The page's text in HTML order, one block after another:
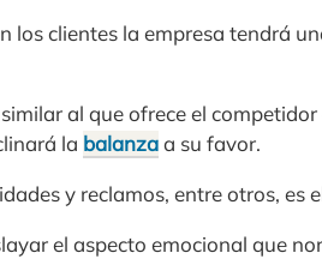
los clientes la empresa tendrá
al que ofrece el
la balanzaa su favor.
y reclamos, entre otros, es
el aspecto emocional que